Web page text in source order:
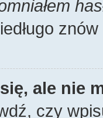
ale nie
czy